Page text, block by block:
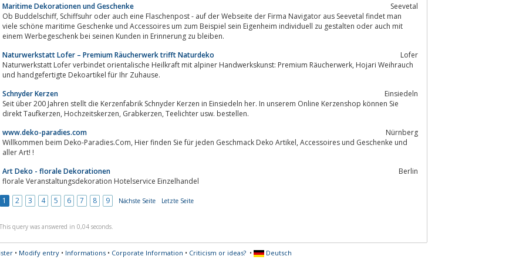
Maritime Dekorationen und Geschenke
Seevetal
Ob Buddelschiff, Schiffsuhr oder auch eine Flaschenpost - auf der Webseite der Firma Navigator aus Seevetal findet man
viele schöne maritime Geschenke und Accessoires um zum Beispiel sein Eigenheim individuell zu gestalten oder auch mit
einem Werbegeschenk bei seinen Kunden in Erinnerung zu bleiben.
Naturwerkstatt Lofer – Premium Räucherwerk trifft Naturdeko
Lofer
Naturwerkstatt Lofer verbindet orientalische Heilkraft mit alpiner Handwerkskunst: Premium Räucherwerk, Hojari Weihrauch
und handgefertigte Dekoartikel für Ihr Zuhause.
Schnyder Kerzen
Einsiedeln
Seit über 200 Jahren stellt die Kerzenfabrik Schnyder Kerzen in Einsiedeln her. In unserem Online Kerzenshop können Sie
direkt Taufkerzen, Hochzeitskerzen, Grabkerzen, Teelichter usw. bestellen.
www.deko-paradies.com
Nürnberg
Willkommen beim Deko-Paradies.Com, Hier finden Sie für jeden Geschmack Deko Artikel, Accessoires und Geschenke und
aller Art! !
Art Deko - florale Dekorationen
Berlin
florale Veranstaltungsdekoration Hotelservice Einzelhandel
1
2 3 4 5 6 7 8 9 Nächste Seite Letzte Seite
This query was answered in 0,04 seconds.
• Modify entry• Informations• Corporate Information • Criticism or ideas?• Deutsch